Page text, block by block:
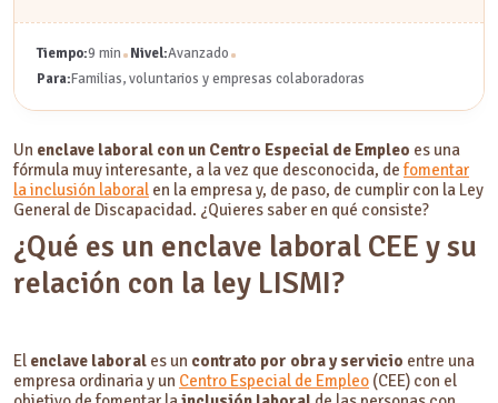
Tiempo:9 min•Nivel:Avanzado•
Para:Familias, voluntarios y empresas colaboradoras
Un enclave laboral con un Centro Especial de Empleo es una
fórmula muy interesante, a la vez que desconocida, defomentar
la inclusión laboral en la empresa y, de paso, de cumplir con la Ley
General de Discapacidad. ¿Quieres saber en qué consiste?
¿Qué es un enclave laboral CEE y su
relación con la ley LISMI?
El enclave laboral es un contrato por obra y servicio entre una
empresa ordinaria y un Centro Especial de Empleo (CEE) con el